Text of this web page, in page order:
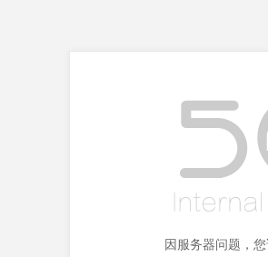
因服务器问题，